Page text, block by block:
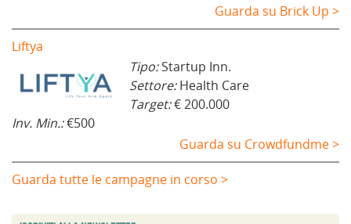
Guarda su Brick Up >
Liftya
Tipo:Startup Inn.
Settore:Health Care
Target:€ 200.000
Inv. Min.:€500
Guarda su Crowdfundme >
Guarda tutte le campagne in corso >